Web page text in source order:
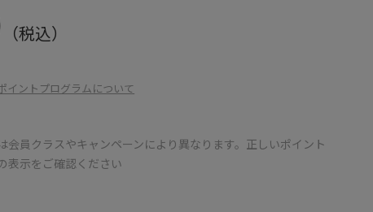
（税込）
イントプログラムについて
員クラスやキャンペーンにより異なります。正しいポイント
表示をご確認ください